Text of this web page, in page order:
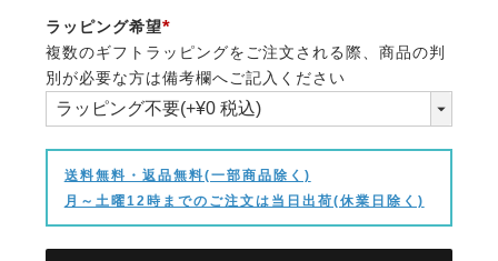
ラッピング希望
(必
須)
複数のギフトラッピングをご注文される際、商品の判
別が必要な方は備考欄へご記入ください
送料無料・返品無料(一部商品除く)
月～土曜12時までのご注文は当日出荷(休業日除く)